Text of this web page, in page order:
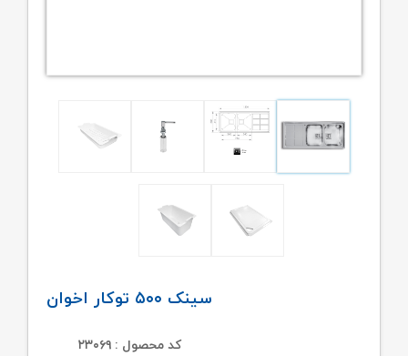
سینک ۵۰۰ توکار اخوان
کد محصول : ۲۳۰۶۹